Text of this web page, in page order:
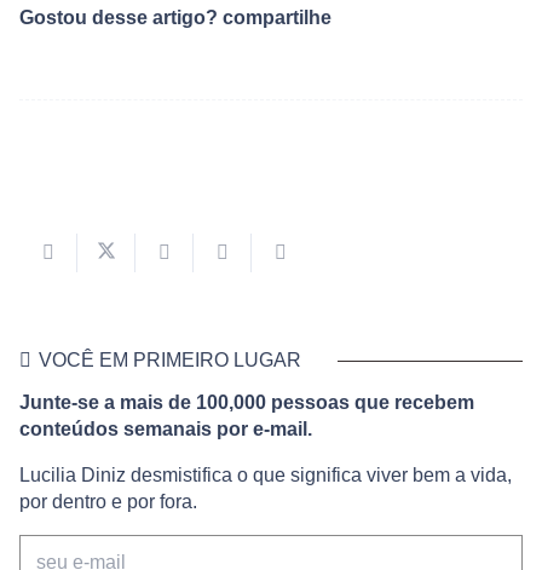
Gostou desse artigo? compartilhe
VOCÊ EM PRIMEIRO LUGAR
Junte-se a mais de 100,000 pessoas que recebem
conteúdos semanais por e-mail.
Lucilia Diniz desmistifica o que significa viver bem a vida,
por dentro e por fora.